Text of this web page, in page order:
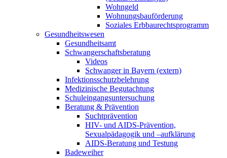
Wohngeld
Wohnungsbauförderung
Soziales Erbbaurechtsprogramm
Gesundheitswesen
Gesundheitsamt
Schwangerschaftsberatung
Videos
Schwanger in Bayern (extern)
Infektionsschutzbelehrung
Medizinische Begutachtung
Schuleingangsuntersuchung
Beratung & Prävention
Suchtprävention
HIV- und AIDS-Prävention,
Sexualpädagogik und –aufklärung
AIDS-Beratung und Testung
Badeweiher